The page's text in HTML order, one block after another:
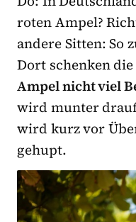
roten Ampel?
andere Sitten: So
Dort schenken
Ampel nicht viel
wird munter
wird kurz vor
gehupt.